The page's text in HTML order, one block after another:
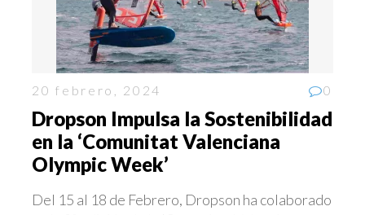
20 febrero, 2024 0
Dropson Impulsa la Sostenibilidad
en la ‘Comunitat Valenciana
Olympic Week’
Del 15 al 18 de Febrero, Dropson ha colaborado